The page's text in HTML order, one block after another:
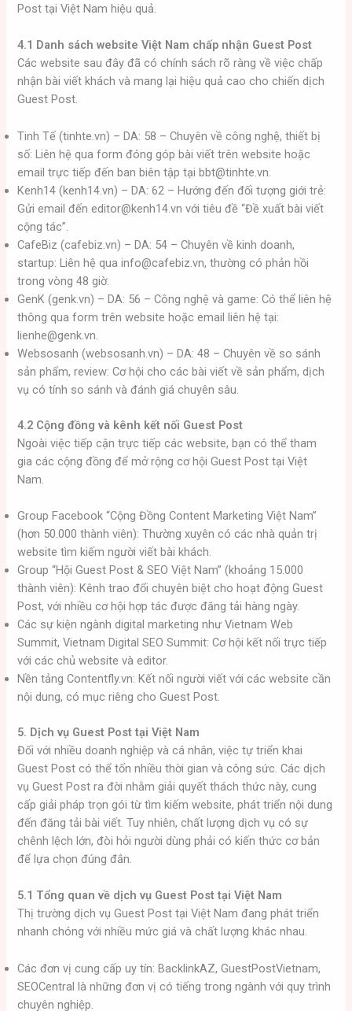
Post tại Việt Nam hiệu quả.
4.1 Danh sách website Việt Nam chấp nhận Guest Post
Các website sau đây đã có chính sách rõ ràng về việc chấp
nhận bài viết khách và mang lại hiệu quả cao cho chiến dịch
Guest Post.
Tinh Tế (tinhte.vn) – DA: 58 – Chuyên về công nghệ, thiết bị
số: Liên hệ qua form đóng góp bài viết trên website hoặc
email trực tiếp đến ban biên tập tại bbt@tinhte.vn.
Kenh14 (kenh14.vn) – DA: 62 – Hướng đến đối tượng giới trẻ:
Gửi email đến editor@kenh14.vn với tiêu đề “Đề xuất bài viết
cộng tác”.
CafeBiz (cafebiz.vn) – DA: 54 – Chuyên về kinh doanh,
startup: Liên hệ qua info@cafebiz.vn, thường có phản hồi
trong vòng 48 giờ.
GenK (genk.vn) – DA: 56 – Công nghệ và game: Có thể liên hệ
thông qua form trên website hoặc email liên hệ tại:
lienhe@genk.vn.
Websosanh (websosanh.vn) – DA: 48 – Chuyên về so sánh
sản phẩm, review: Cơ hội cho các bài viết về sản phẩm, dịch
vụ có tính so sánh và đánh giá chuyên sâu.
4.2 Cộng đồng và kênh kết nối Guest Post
Ngoài việc tiếp cận trực tiếp các website, bạn có thể tham
gia các cộng đồng để mở rộng cơ hội Guest Post tại Việt
Nam.
Group Facebook “Cộng Đồng Content Marketing Việt Nam”
(hơn 50.000 thành viên): Thường xuyên có các nhà quản trị
website tìm kiếm người viết bài khách.
Group “Hội Guest Post & SEO Việt Nam” (khoảng 15.000
thành viên): Kênh trao đổi chuyên biệt cho hoạt động Guest
Post, với nhiều cơ hội hợp tác được đăng tải hàng ngày.
Các sự kiện ngành digital marketing như Vietnam Web
Summit, Vietnam Digital SEO Summit: Cơ hội kết nối trực tiếp
với các chủ website và editor.
Nền tảng Contentfly.vn: Kết nối người viết với các website cần
nội dung, có mục riêng cho Guest Post.
5. Dịch vụ Guest Post tại Việt Nam
Đối với nhiều doanh nghiệp và cá nhân, việc tự triển khai
Guest Post có thể tốn nhiều thời gian và công sức. Các dịch
vụ Guest Post ra đời nhằm giải quyết thách thức này, cung
cấp giải pháp trọn gói từ tìm kiếm website, phát triển nội dung
đến đăng tải bài viết. Tuy nhiên, chất lượng dịch vụ có sự
chênh lệch lớn, đòi hỏi người dùng phải có kiến thức cơ bản
để lựa chọn đúng đắn.
5.1 Tổng quan về dịch vụ Guest Post tại Việt Nam
Thị trường dịch vụ Guest Post tại Việt Nam đang phát triển
nhanh chóng với nhiều mức giá và chất lượng khác nhau.
Các đơn vị cung cấp uy tín: BacklinkAZ, GuestPostVietnam,
SEOCentral là những đơn vị có tiếng trong ngành với quy trình
chuyên nghiệp.